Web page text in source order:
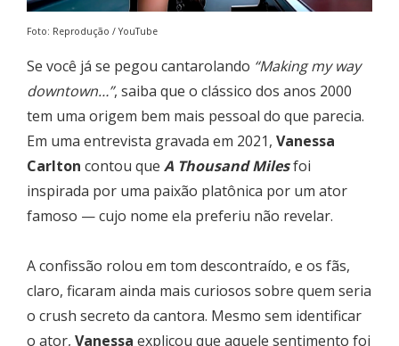
Foto: Reprodução / YouTube
Se você já se pegou cantarolando “Making my way
downtown…”, saiba que o clássico dos anos 2000
tem uma origem bem mais pessoal do que parecia.
Em uma entrevista gravada em 2021, Vanessa
Carlton contou que A Thousand Milesfoi
inspirada por uma paixão platônica por um ator
famoso — cujo nome ela preferiu não revelar.
A confissão rolou em tom descontraído, e os fãs,
claro, ficaram ainda mais curiosos sobre quem seria
o crush secreto da cantora. Mesmo sem identificar
o ator, Vanessa explicou que aquele sentimento foi